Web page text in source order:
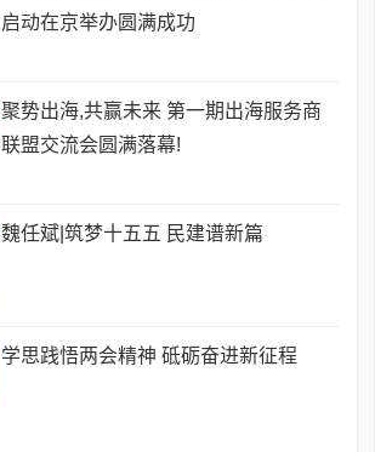
启动在京举办圆满成功
聚势出海,共赢未来 第一期出海服务商
联盟交流会圆满落幕!
​魏任斌|筑梦十五五 民建谱新篇
学思践悟两会精神 砥砺奋进新征程